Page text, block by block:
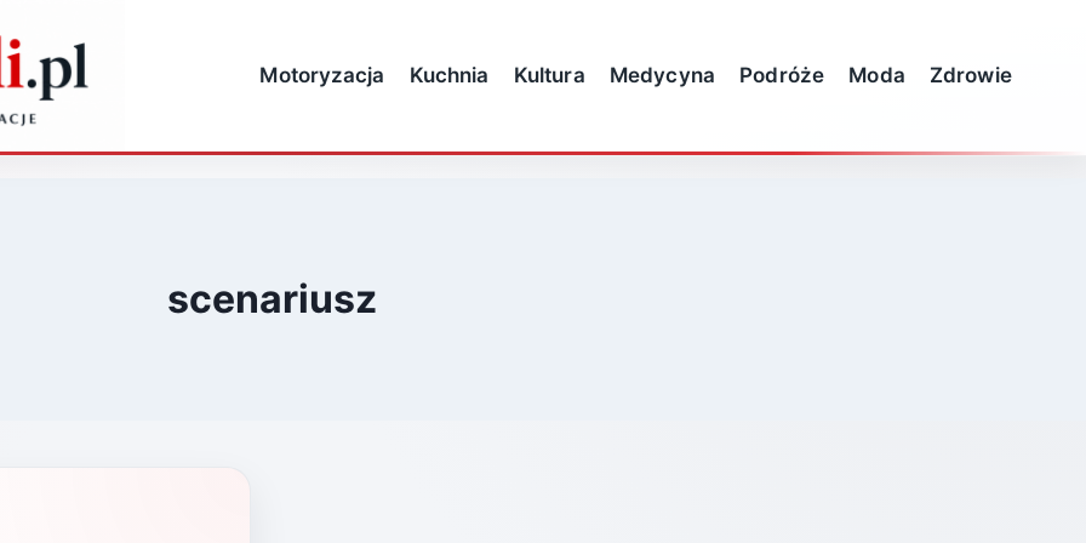
Motoryzacja Kuchnia Kultura Medycyna Podróże Moda Zdrowie
scenariusz